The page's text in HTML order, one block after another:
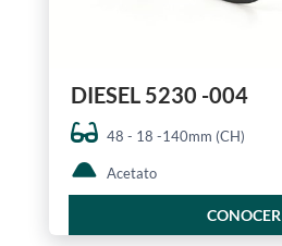
DIESEL 5230 -004
48 - 18 -140mm (CH)
Acetato
CONOCER